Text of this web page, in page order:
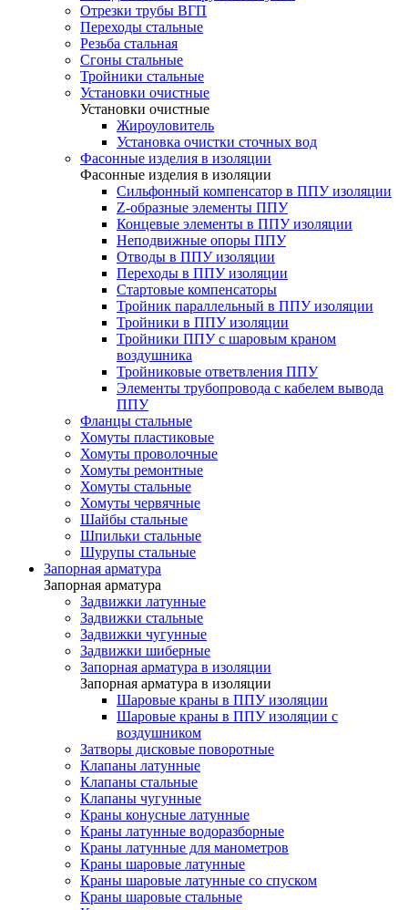
Отрезки трубы ВГП
Переходы стальные
Резьба стальная
Сгоны стальные
Тройники стальные
Установки очистные
Установки очистные
Жироуловитель
Установка очистки сточных вод
Фасонные изделия в изоляции
Фасонные изделия в изоляции
Cильфонный компенсатор в ППУ изоляции
Z-образные элементы ППУ
Концевые элементы в ППУ изоляции
Неподвижные опоры ППУ
Отводы в ППУ изоляции
Переходы в ППУ изоляции
Стартовые компенсаторы
Тройник параллельный в ППУ изоляции
Тройники в ППУ изоляции
Тройники ППУ с шаровым краном
воздушника
Тройниковые ответвления ППУ
Элементы трубопровода с кабелем вывода
ППУ
Фланцы стальные
Хомуты пластиковые
Хомуты проволочные
Хомуты ремонтные
Хомуты стальные
Хомуты червячные
Шайбы стальные
Шпильки стальные
Шурупы стальные
Запорная арматура
Запорная арматура
Задвижки латунные
Задвижки стальные
Задвижки чугунные
Задвижки шиберные
Запорная арматура в изоляции
Запорная арматура в изоляции
Шаровые краны в ППУ изоляции
Шаровые краны в ППУ изоляции с
воздушником
Затворы дисковые поворотные
Клапаны латунные
Клапаны стальные
Клапаны чугунные
Краны конусные латунные
Краны латунные водоразборные
Краны латунные для манометров
Краны шаровые латунные
Краны шаровые латунные со спуском
Краны шаровые стальные